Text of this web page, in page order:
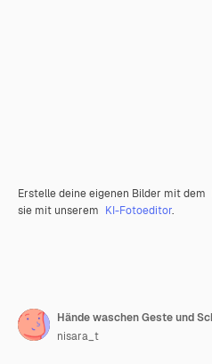
Erstelle deine eigenen Bilder mit dem
sie mit unserem KI-Fotoeditor.
nisara_t